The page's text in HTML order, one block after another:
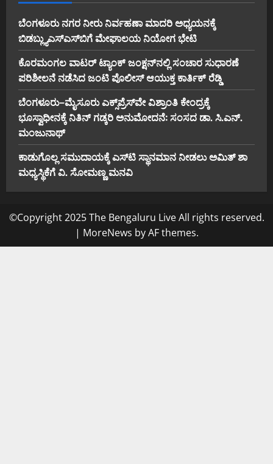
ಬೆಂಗಳೂರು ನಗರ ನೀರು ನಿರ್ವಹಣಾ ಮಾದರಿ ಅಧ್ಯಯನಕ್ಕೆ
ಬಿ‌ಡಬ್ಲ್ಯು‌ಎಸ್‌ಎಸ್‌ಬಿಗೆ ಮೇಘಾಲಯ ನಿಯೋಗ ಭೇಟಿ
ಕೊರಮಂಗಲ ವಾಟರ್ ಟ್ಯಾಂಕ್ ಜಂಕ್ಷನ್‌ನಲ್ಲಿ ಸಂಚಾರ ಸುಧಾರಣೆ
ಪರಿಶೀಲನೆ ನಡೆಸಿದ ಜಂಟಿ ಪೊಲೀಸ್ ಆಯುಕ್ತ ಕಾರ್ತಿಕ್ ರೆಡ್ಡಿ
ಬೆಂಗಳೂರು–ಮೈಸೂರು ಎಕ್ಸ್‌ಪ್ರೆಸ್‌ವೇ ವಿಶ್ರಾಂತಿ ಕೇಂದ್ರಕ್ಕೆ
ಭೂಸ್ವಾಧೀನಕ್ಕೆ ನಿತಿನ್ ಗಡ್ಕರಿ ಅನುಮೋದನೆ: ಸಂಸದ ಡಾ. ಸಿ.ಎನ್.
ಮಂಜುನಾಥ್
ಕಾಡುಗೊಲ್ಲ ಸಮುದಾಯಕ್ಕೆ ಎಸ್‌ಟಿ ಸ್ಥಾನಮಾನ ನೀಡಲು ಅಮಿತ್ ಶಾ
ಮಧ್ಯಸ್ಥಿಕೆಗೆ ವಿ. ಸೋಮಣ್ಣ ಮನವಿ
©Copyright 2025 The Bengaluru Live All rights reserved.
| MoreNews by AF themes.